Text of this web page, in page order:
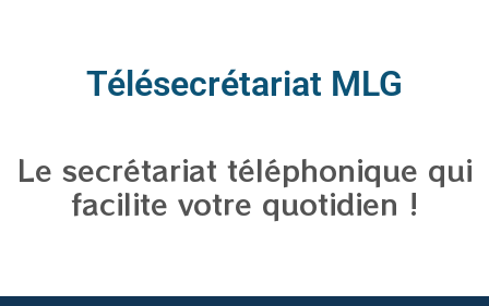
Télésecrétariat MLG
Le secrétariat téléphonique qui
facilite votre quotidien !